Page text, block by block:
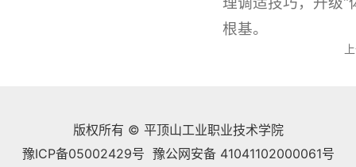
根基。
版权所有 © 平顶山工业职业技术学院
豫ICP备05002429号 豫公网安备 41041102000061号